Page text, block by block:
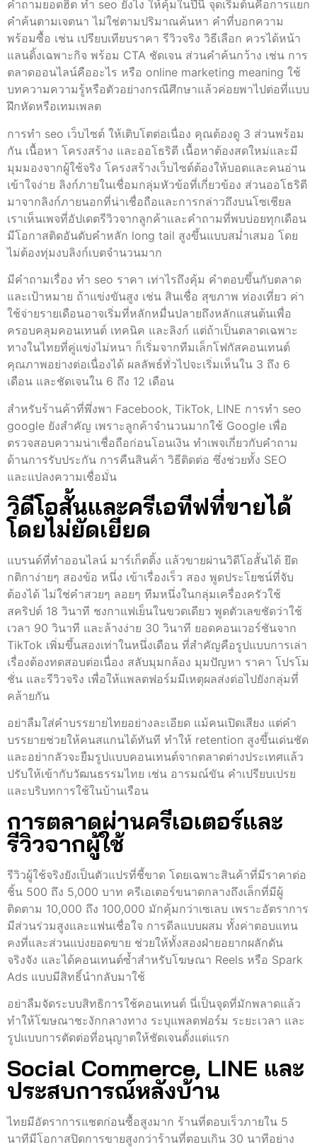
คำถามยอดฮิต ทํา seo ยังไง ให้คุ้มในปีนี้ จุดเริ่มต้นคือการแยก
คำค้นตามเจตนา ไม่ใช่ตามปริมาณค้นหา คำที่บอกความ
พร้อมซื้อ เช่น เปรียบเทียบราคา รีวิวจริง วิธีเลือก ควรได้หน้า
แลนดิ้งเฉพาะกิจ พร้อม CTA ชัดเจน ส่วนคำค้นกว้าง เช่น การ
ตลาดออนไลน์คืออะไร หรือ online marketing meaning ใช้
บทความความรู้หรือตัวอย่างกรณีศึกษาแล้วค่อยพาไปต่อที่แบบ
ฝึกหัดหรือเทมเพลต
การทํา seo เว็บไซต์ ให้เติบโตต่อเนื่อง คุณต้องดู 3 ส่วนพร้อม
กัน เนื้อหา โครงสร้าง และออโธริตี เนื้อหาต้องสดใหม่และมี
มุมมองจากผู้ใช้จริง โครงสร้างเว็บไซต์ต้องให้บอตและคนอ่าน
เข้าใจง่าย ลิงก์ภายในเชื่อมกลุ่มหัวข้อที่เกี่ยวข้อง ส่วนออโธริตี
มาจากลิงก์ภายนอกที่น่าเชื่อถือและการกล่าวถึงบนโซเชียล
เราเห็นเพจที่อัปเดตรีวิวจากลูกค้าและคำถามที่พบบ่อยทุกเดือน
มีโอกาสติดอันดับคำหลัก long tail สูงขึ้นแบบสม่ำเสมอ โดย
ไม่ต้องทุ่มงบลิงก์เบตจำนวนมาก
มีคำถามเรื่อง ทํา seo ราคา เท่าไรถึงคุ้ม คำตอบขึ้นกับตลาด
และเป้าหมาย ถ้าแข่งขันสูง เช่น สินเชื่อ สุขภาพ ท่องเที่ยว ค่า
ใช้จ่ายรายเดือนอาจเริ่มที่หลักหมื่นปลายถึงหลักแสนต้นเพื่อ
ครอบคลุมคอนเทนต์ เทคนิค และลิงก์ แต่ถ้าเป็นตลาดเฉพาะ
ทางในไทยที่คู่แข่งไม่หนา ก็เริ่มจากทีมเล็กโฟกัสคอนเทนต์
คุณภาพอย่างต่อเนื่องได้ ผลลัพธ์ทั่วไปจะเริ่มเห็นใน 3 ถึง 6
เดือน และชัดเจนใน 6 ถึง 12 เดือน
สำหรับร้านค้าที่พึ่งพา Facebook, TikTok, LINE การทํา seo
google ยังสำคัญ เพราะลูกค้าจำนวนมากใช้ Google เพื่อ
ตรวจสอบความน่าเชื่อถือก่อนโอนเงิน ทำเพจเกี่ยวกับคำถาม
ด้านการรับประกัน การคืนสินค้า วิธีติดต่อ ซึ่งช่วยทั้ง SEO
และแปลงความเชื่อมั่น
วิดีโอสั้นและครีเอทีฟที่ขายได้
โดยไม่ยัดเยียด
แบรนด์ที่ทำออนไลน์ มาร์เก็ตติ้ง แล้วขายผ่านวิดีโอสั้นได้ ยึด
กติกาง่ายๆ สองข้อ หนึ่ง เข้าเรื่องเร็ว สอง พูดประโยชน์ที่จับ
ต้องได้ ไม่ใช่คำสวยๆ ลอยๆ ทีมหนึ่งในกลุ่มเครื่องครัวใช้
สคริปต์ 18 วินาที ชงกาแฟเย็นในขวดเดียว พูดตัวเลขชัดว่าใช้
เวลา 90 วินาที และล้างง่าย 30 วินาที ยอดคอนเวอร์ชันจาก
TikTok เพิ่มขึ้นสองเท่าในหนึ่งเดือน ที่สำคัญคือรูปแบบการเล่า
เรื่องต้องทดสอบต่อเนื่อง สลับมุมกล้อง มุมปัญหา ราคา โปรโม
ชั่น และรีวิวจริง เพื่อให้แพลตฟอร์มมีเหตุผลส่งต่อไปยังกลุ่มที่
คล้ายกัน
อย่าลืมใส่คำบรรยายไทยอย่างละเอียด แม้คนเปิดเสียง แต่คำ
บรรยายช่วยให้คนสแกนได้ทันที ทำให้ retention สูงขึ้นเด่นชัด
และอย่ากลัวจะยืมรูปแบบคอนเทนต์จากตลาดต่างประเทศแล้ว
ปรับให้เข้ากับวัฒนธรรมไทย เช่น อารมณ์ขัน คำเปรียบเปรย
และบริบทการใช้ในบ้านเรือน
การตลาดผ่านครีเอเตอร์และ
รีวิวจากผู้ใช้
รีวิวผู้ใช้จริงยังเป็นตัวแปรที่ชี้ขาด โดยเฉพาะสินค้าที่มีราคาต่อ
ชิ้น 500 ถึง 5,000 บาท ครีเอเตอร์ขนาดกลางถึงเล็กที่มีผู้
ติดตาม 10,000 ถึง 100,000 มักคุ้มกว่าเซเลบ เพราะอัตราการ
มีส่วนร่วมสูงและแฟนเชื่อใจ การดีลแบบผสม ทั้งค่าตอบแทน
คงที่และส่วนแบ่งยอดขาย ช่วยให้ทั้งสองฝ่ายอยากผลักดัน
จริงจัง และได้คอนเทนต์ซ้ำสำหรับโฆษณา Reels หรือ Spark
Ads แบบมีสิทธิ์นำกลับมาใช้
อย่าลืมจัดระบบสิทธิการใช้คอนเทนต์ นี่เป็นจุดที่มักพลาดแล้ว
ทำให้โฆษณาชะงักกลางทาง ระบุแพลตฟอร์ม ระยะเวลา และ
รูปแบบการตัดต่อที่อนุญาตให้ชัดเจนตั้งแต่แรก
Social Commerce, LINE และ
ประสบการณ์หลังบ้าน
ไทยมีอัตราการแชตก่อนซื้อสูงมาก ร้านที่ตอบเร็วภายใน 5
นาทีมีโอกาสปิดการขายสูงกว่าร้านที่ตอบเกิน 30 นาทีอย่าง